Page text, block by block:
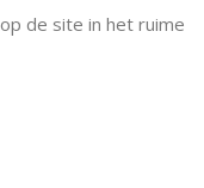
de site in het ruime